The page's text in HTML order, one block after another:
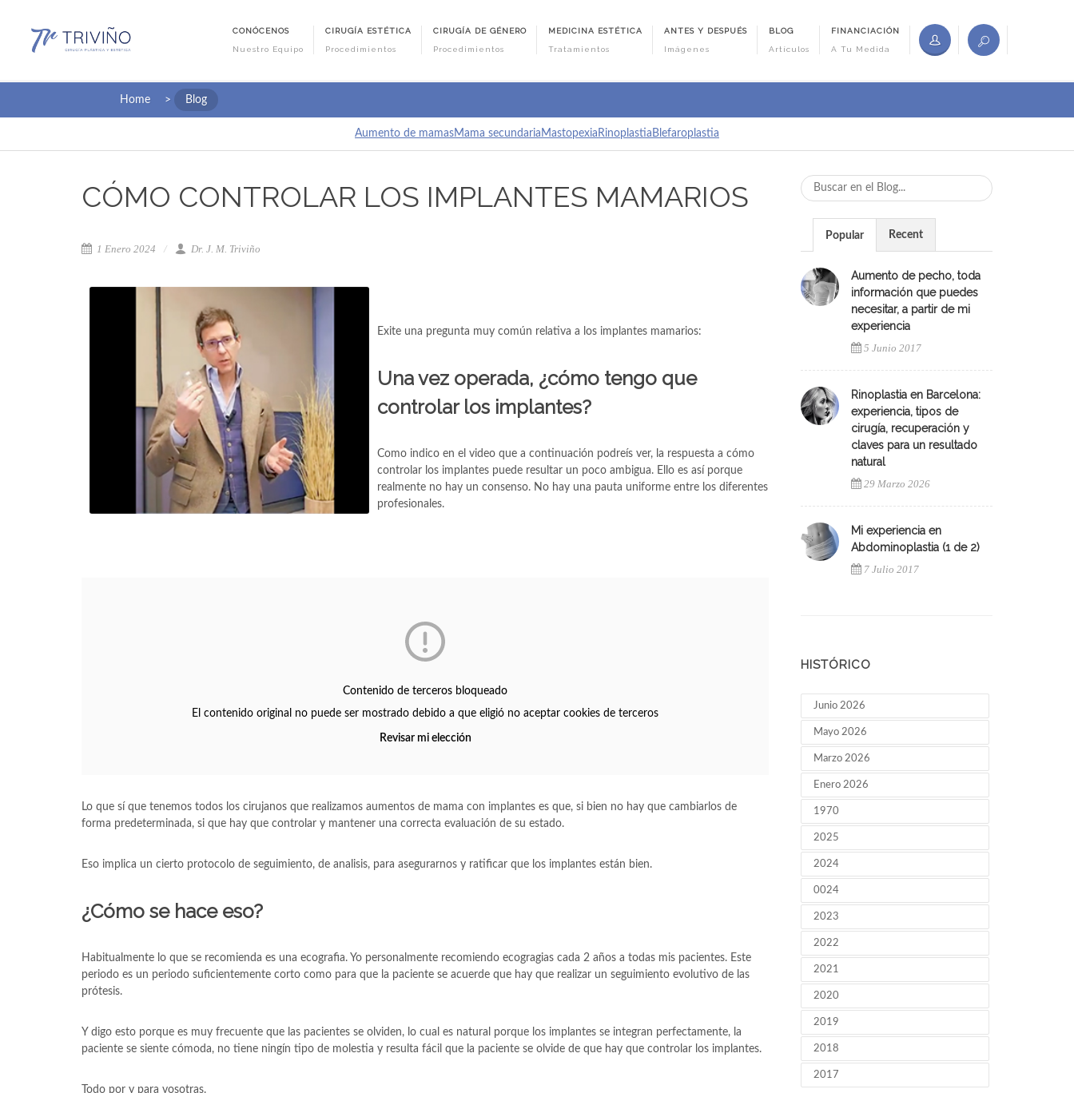
CONÓCENOS
Nuestro Equipo
CIRUGÍA ESTÉTICA
Procedimientos
CIRUGÍA DE GÉNERO
Procedimientos
MEDICINA ESTÉTICA
Tratamientos
ANTES Y DESPUÉS
Imágenes
BLOG
Artículos
FINANCIACIÓN
A Tu Medida
Home > Blog
Aumento de mamasMama secundaria Mastopexia Rinoplastia Blefaroplastia
CÓMO CONTROLAR LOS IMPLANTES MAMARIOS
1 Enero 2024 Dr. J. M. Triviño
Exite una pregunta muy común relativa a los implantes mamarios:
Una vez operada, ¿cómo tengo que
controlar los implantes?
Como indico en el video que a continuación podreís ver, la respuesta a cómo
controlar los implantes puede resultar un poco ambigua. Ello es así porque
realmente no hay un consenso. No hay una pauta uniforme entre los diferentes
profesionales.
Contenido de terceros bloqueado
El contenido original no puede ser mostrado debido a que eligió no aceptar cookies de terceros
Revisar mi elección
Lo que sí que tenemos todos los cirujanos que realizamos aumentos de mama con implantes es que, si bien no hay que cambiarlos de
forma predeterminada, si que hay que controlar y mantener una correcta evaluación de su estado.
Eso implica un cierto protocolo de seguimiento, de analisis, para asegurarnos y ratificar que los implantes están bien.
¿Cómo se hace eso?
Habitualmente lo que se recomienda es una ecografia. Yo personalmente recomiendo ecogragias cada 2 años a todas mis pacientes. Este
periodo es un periodo suficientemente corto como para que la paciente se acuerde que hay que realizar un seguimiento evolutivo de las
prótesis.
Y digo esto porque es muy frecuente que las pacientes se olviden, lo cual es natural porque los implantes se integran perfectamente, la
paciente se siente cómoda, no tiene ningín tipo de molestia y resulta fácil que la paciente se olvide de que hay que controlar los implantes.
Todo por y para vosotras.
Popular Recent
Aumento de pecho, toda
información que puedes
necesitar, a partir de mi
experiencia
5 Junio 2017
Rinoplastia en Barcelona:
experiencia, tipos de
cirugía, recuperación y
claves para un resultado
natural
29 Marzo 2026
Mi experiencia en
Abdominoplastia (1 de 2)
7 Julio 2017
HISTÓRICO
Junio 2026
Mayo 2026
Marzo 2026
Enero 2026
1970
2025
2024
0024
2023
2022
2021
2020
2019
2018
2017